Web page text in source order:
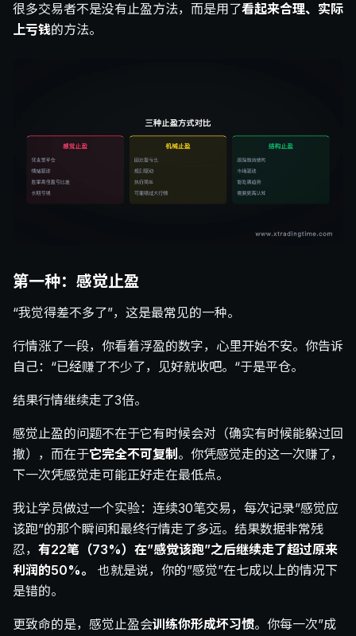
很多交易者不是没有止盈方法，而是用了看起来合理、实际
上亏钱的方法。
第一种：感觉止盈
“我觉得差不多了”，这是最常见的一种。
行情涨了一段，你看着浮盈的数字，心里开始不安。你告诉
自己：“已经赚了不少了，见好就收吧。“于是平仓。
结果行情继续走了3倍。
感觉止盈的问题不在于它有时候会对（确实有时候能躲过回
撤），而在于它完全不可复制。你凭感觉走的这一次赚了，
下一次凭感觉走可能正好走在最低点。
我让学员做过一个实验：连续30笔交易，每次记录”感觉应
该跑”的那个瞬间和最终行情走了多远。结果数据非常残
忍， 有22笔（73%）在”感觉该跑”之后继续走了超过原来
利润的50%。
也就是说，你的”感觉”在七成以上的情况下
是错的。
更致命的是，感觉止盈会训练你形成坏习惯。你每一次”成